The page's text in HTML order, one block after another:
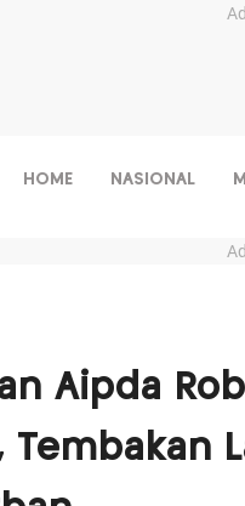
HOME NASIONAL
Aipda
Tembakan